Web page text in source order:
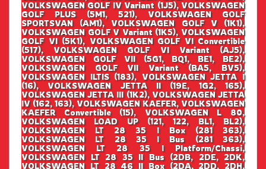
VOLKSWAGEN GOLF IV Variant (1J5), VOLKSWAGEN
GOLF PLUS (5M1, 521), VOLKSWAGEN GOLF
SPORTSVAN (AM1), VOLKSWAGEN GOLF V (1K1),
VOLKSWAGEN GOLF V Variant (1K5), VOLKSWAGEN
GOLF VI (5K1), VOLKSWAGEN GOLF VI Convertible
(517), VOLKSWAGEN GOLF VI Variant (AJ5),
VOLKSWAGEN GOLF VII (5G1, BQ1, BE1, BE2),
VOLKSWAGEN GOLF VII Variant (BA5, BV5),
VOLKSWAGEN ILTIS (183), VOLKSWAGEN JETTA I
(16), VOLKSWAGEN JETTA II (19E, 1G2, 165),
VOLKSWAGEN JETTA III (1K2), VOLKSWAGEN JETTA
IV (162, 163), VOLKSWAGEN KAEFER, VOLKSWAGEN
KAEFER Convertible (15), VOLKSWAGEN L 80,
VOLKSWAGEN LOAD UP (121, 122, BL1, BL2),
VOLKSWAGEN LT 28 35 I Box (281 363),
VOLKSWAGEN LT 28 35 I Bus (281 363),
VOLKSWAGEN LT 28 35 I Platform/Chassi,
VOLKSWAGEN LT 28 35 II Bus (2DB, 2DE, 2DK,
VOLKSWAGEN LT 28 46 II Box (2DA, 2DD, 2DH,